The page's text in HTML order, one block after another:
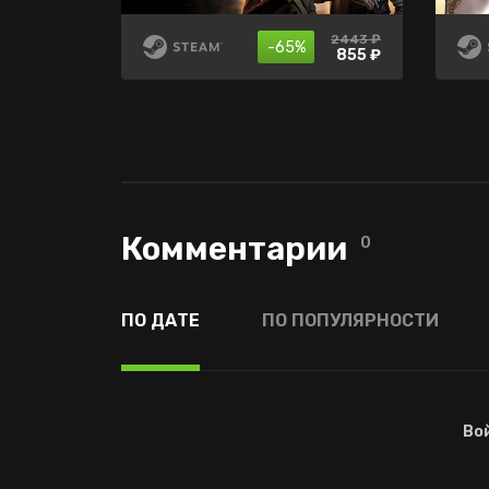
-65% 2443 ₽
855 ₽
-65% 499 ₽
174 ₽
-50% 599 ₽
299 ₽
Комментарии 0
ПО ДАТЕ ПО ПОПУЛЯРНОСТИ